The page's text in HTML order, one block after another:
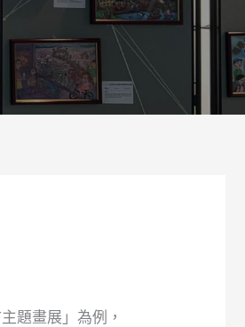
題畫展」為例，